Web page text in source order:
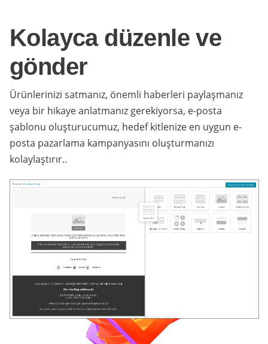
Kolayca düzenle ve
gönder
Ürünlerinizi satmanız, önemli haberleri paylaşmanız
veya bir hikaye anlatmanız gerekiyorsa, e-posta
şablonu oluşturucumuz, hedef kitlenize en uygun e-
posta pazarlama kampanyasını oluşturmanızı
kolaylaştırır..